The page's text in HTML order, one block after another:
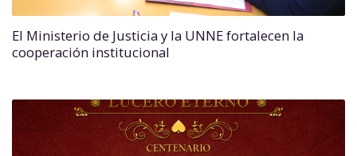
El Ministerio de Justicia y la UNNE fortalecen la
cooperación institucional